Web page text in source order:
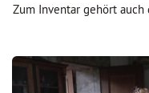
Zum Inventar gehört